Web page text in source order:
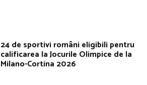
24 de sportivi români eligibili pentru
calificarea la Jocurile Olimpice de la
Milano-Cortina 2026